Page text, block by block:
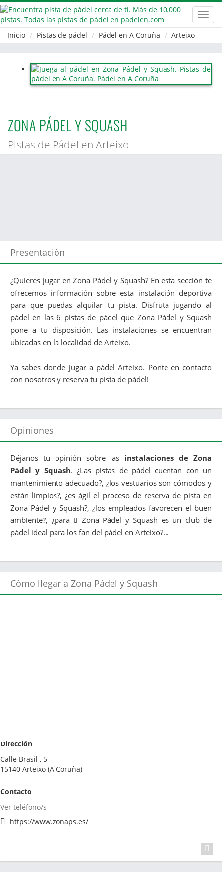
Inicio
Pistas de pádel Pádel en A Coruña Arteixo
ZONA PÁDEL Y SQUASH
Pistas de Pádel en Arteixo
Presentación
¿Quieres jugar en Zona Pádel y Squash? En esta sección te
ofrecemos información sobre esta instalación deportiva
para que puedas alquilar tu pista. Disfruta jugando al
pádel en las 6 pistas de pádel que Zona Pádel y Squash
pone a tu disposición. Las instalaciones se encuentran
ubicadas en la localidad de Arteixo.
Ya sabes donde jugar a pádel Arteixo. Ponte en contacto
con nosotros y reserva tu pista de pádel!
Opiniones
Déjanos tu opinión sobre las instalaciones de Zona
Pádel y Squash. ¿Las pistas de pádel cuentan con un
mantenimiento adecuado?, ¿los vestuarios son cómodos y
están limpios?, ¿es ágil el proceso de reserva de pista en
Zona Pádel y Squash?, ¿los empleados favorecen el buen
ambiente?, ¿para ti Zona Pádel y Squash es un club de
pádel ideal para los fan del pádel en Arteixo?...
Cómo llegar a Zona Pádel y Squash
Dirección
Calle Brasil , 5
15140 Arteixo (A Coruña)
Contacto
Ver teléfono/s
https://www.zonaps.es/